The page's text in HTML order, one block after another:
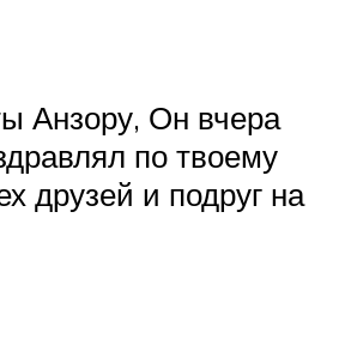
Анзору, Он вчера
по твоему
друзей и подруг на